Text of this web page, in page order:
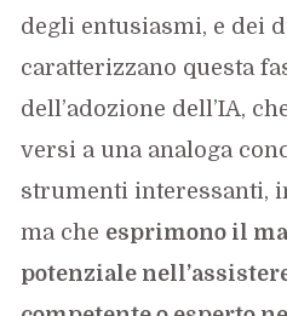
degli entusiasmi, e dei
caratterizzano questa
dell’adozione dell’IA,
versi a una analoga
strumenti interessanti,
ma che esprimono il
potenziale